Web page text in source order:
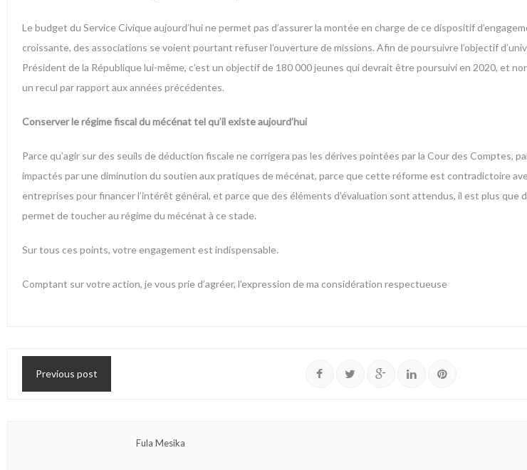
Le budget du Service Civique aujourd’hui ne permet pas d’assurer la montée en charge de ce dispositif
croissante, des associations se voient pourtant refuser l’ouverture de missions. Afin de poursuivre l’objectif
Président de la République lui-même, c’est un objectif de 180 000 jeunes qui devrait être poursuivi en 2020, et
un recul par rapport aux années précédentes.
Conserver le régime fiscal du mécénat tel qu’il existe aujourd’hui
Parce qu’agir sur des seuils de déduction fiscale ne corrigera pas les dérives pointées par la Cour des Comptes,
impactés par une diminution du soutien aux pratiques de mécénat, parce que cette réforme est contradictoire
entreprises pour financer l’intérêt général, et parce que des éléments d’évaluation sont attendus, il est plus que
permet de toucher au régime du mécénat à ce stade.
Sur tous ces points, votre engagement est indispensable.
Comptant sur votre action, je vous prie d’agréer, l’expression de ma considération respectueuse
Previous post
Fula Mesika